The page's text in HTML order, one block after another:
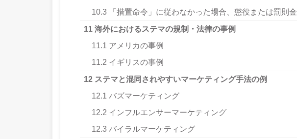
10.3 「措置命令」に従わなかった場合、懲役または罰則金
11 海外におけるステマの規制・法律の事例
11.1 アメリカの事例
11.2 イギリスの事例
12 ステマと混同されやすいマーケティング手法の例
12.1 バズマーケティング
12.2 インフルエンサーマーケティング
12.3 バイラルマーケティング